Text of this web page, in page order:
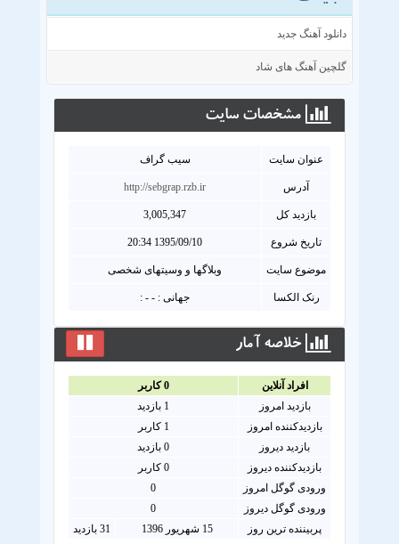
دانلود آهنگ جدید
گلچین آهنگ های شاد
مشخصات سايت
عنوان سايت سیب گراف
آدرس http://sebgrap.rzb.ir
بازدید کل 3,005,347
تاریخ شروع 1395/09/10 20:34
موضوع سایت وبلاگها و وسیتهای شخصی
رنک الکسا جهانی : - - :
خلاصه آمار
افراد آنلاين 0کاربر
بازدید امروز
1 بازدید
بازدیدکننده امروز
1 کاربر
بازدید دیروز
0 بازدید
بازدیدکننده دیروز
0 کاربر
ورودی گوگل امروز
0
ورودی گوگل دیروز
0
پربیننده ترین روز
15 شهریور 1396 31 بازدید